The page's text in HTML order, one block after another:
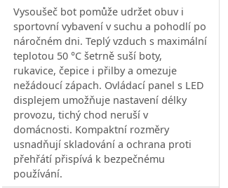
Vysoušeč bot pomůže udržet obuv i
sportovní vybavení v suchu a pohodlí po
náročném dni. Teplý vzduch s maximální
teplotou 50 °C šetrně suší boty,
rukavice, čepice i přilby a omezuje
nežádoucí zápach. Ovládací panel s LED
displejem umožňuje nastavení délky
provozu, tichý chod neruší v
domácnosti. Kompaktní rozměry
usnadňují skladování a ochrana proti
přehřátí přispívá k bezpečnému
používání.